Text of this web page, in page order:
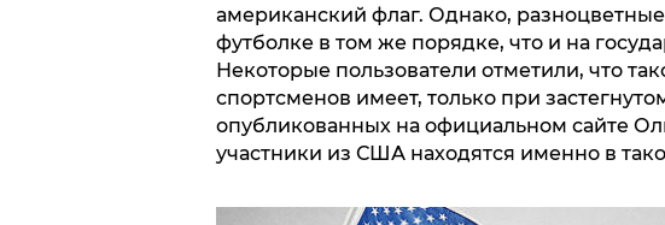
американский флаг. Однако,
футболке в том же порядке, что и на
Некоторые пользователи отметили, что
спортсменов имеет, только при
опубликованных на официальном сайте
участники из США находятся именно в